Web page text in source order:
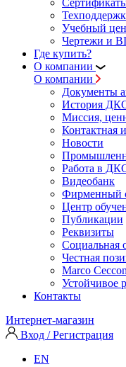
Учебный
Чертежи и
Где купить?
О компании
О компании
Документы
История
Миссия,
Контактная
Новости
Работа в
Видеобанк
Фирменный
Центр
Публикации
Реквизиты
Социальная
Честная
Marco
Устойчивое
Контакты
Интернет-магазин
Вход / Регистрация
EN